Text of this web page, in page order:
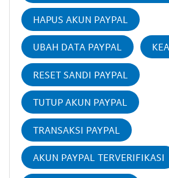
HAPUS AKUN PAYPAL
UBAH DATA PAYPAL
RESET SANDI PAYPAL
TUTUP AKUN PAYPAL
TRANSAKSI PAYPAL
AKUN PAYPAL TERVERIFIKASI